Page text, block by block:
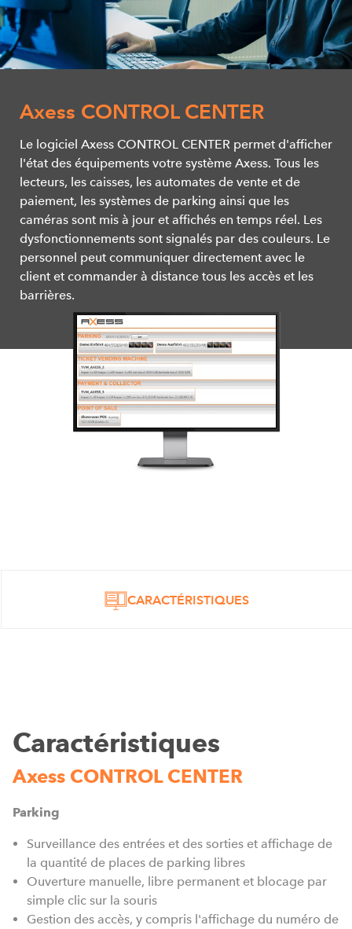
Axess CONTROL CENTER
Le logiciel Axess CONTROL CENTER permet d'afficher
l'état des équipements votre système Axess. Tous les
lecteurs, les caisses, les automates de vente et de
paiement, les systèmes de parking ainsi que les
caméras sont mis à jour et affichés en temps réel. Les
dysfonctionnements sont signalés par des couleurs. Le
personnel peut communiquer directement avec le
client et commander à distance tous les accès et les
barrières.
CARACTÉRISTIQUES
Caractéristiques
Axess CONTROL CENTER
Parking
Surveillance des entrées et des sorties et affichage de
la quantité de places de parking libres
Ouverture manuelle, libre permanent et blocage par
simple clic sur la souris
Gestion des accès, y compris l'affichage du numéro de